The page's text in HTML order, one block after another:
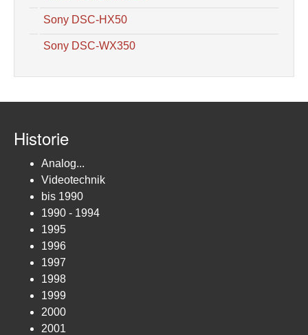
Sony DSC-HX50
Sony DSC-WX350
Historie
Analog...
Videotechnik
bis 1990
1990 - 1994
1995
1996
1997
1998
1999
2000
2001